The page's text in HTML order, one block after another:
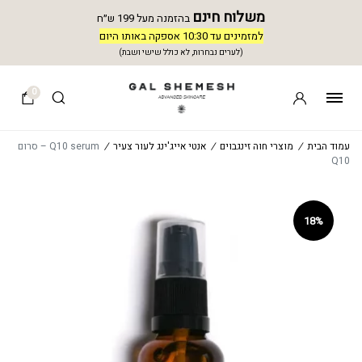
משלוח חינם בהזמנה מעל 199 ש״ח
למזמינים עד 10:30 אספקה באותו היום
(לערים נבחרות, לא כולל שישי ושבת)
0
עמוד הבית / מוצרי חוה זינגבוים / אנטי אייג'ינג לעור צעיר /
Q10 serum – סרום
Q10
18%